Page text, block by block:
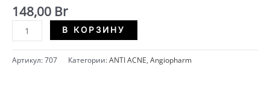
148,00 Br
Количество
ANGIOPHARM
-
Сыворотка
В КОРЗИНУ
Артикул:707 Категории:ANTI ACNE, Angiopharm